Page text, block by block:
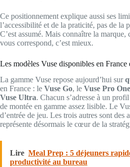
Ce positionnement explique aussi ses
l’accessibilité et de la praticité, pas de la
C’est assumé. Mais connaître la
vous correspond, c’est mieux.
Les modèles Vuse disponibles en France
La gamme Vuse repose aujourd’hui sur
en France : le Vuse Go, le Vuse Pro One
Vuse Ultra. Chacun s’adresse à un
de montée en gamme assez lisible. Le
d’entrée de jeu. Les trois autres sont des
représente désormais le cœur de la
Lire Meal Prep : 5 déjeuners
productivité au bureau